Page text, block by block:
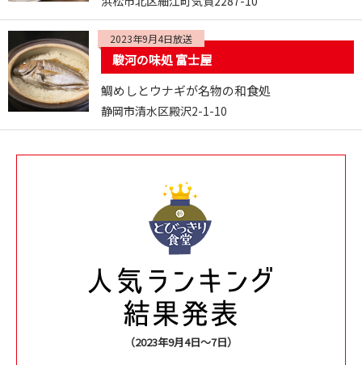
（2023年9月4日～7日）
2023年9月4日放送
駿河の味処 富士屋
鯛めしとウナギが名物の和食処
静岡市清水区殿沢2-1-10